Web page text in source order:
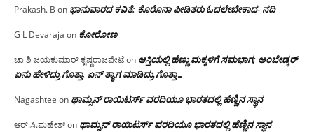
Prakash. B on ಭಾನುವಾರದ ಕವಿತೆ: ಕೊರೊನಾ ಪೀಡಿತರು ಓದಲೇಬೇಕಾದ- ನದಿ
G L Devaraja on ಕೋರೋಣ
ಚಾ ಶಿ ಜಯಕುಮಾರ್ ಕೃಷ್ಣರಾಜಪೇಟೆon ಆಸ್ತಿಯಲ್ಲಿ ಹೆಣ್ಣು ಮಕ್ಕಳಿಗೆ ಸಮಭಾಗ; ಅಂಬೇಡ್ಕರ್
ಏನು ಹೇಳಿದ್ರು ಗೊತ್ತಾ, ಏನ್ ತ್ಯಾಗ ಮಾಡಿದ್ರು ಗೊತ್ತಾ…
Nagashtee on ಥಾಮ್ಸನ್ ರಾಯಿಟರ್ಸ್ ವರದಿಯೂ ಭಾರತದಲ್ಲಿ ಹೆಣ್ಣಿನ ಸ್ಥಾನ‌
ಆರ್.ಸಿ.ಮಹೇಶ್on ಥಾಮ್ಸನ್ ರಾಯಿಟರ್ಸ್ ವರದಿಯೂ ಭಾರತದಲ್ಲಿ ಹೆಣ್ಣಿನ ಸ್ಥಾನ‌